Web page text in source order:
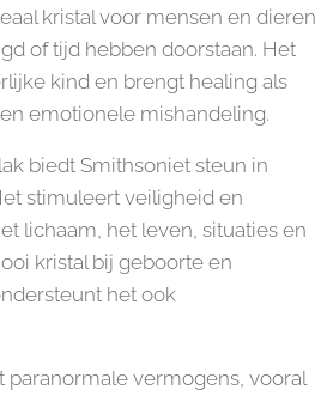
kristal voor mensen en dieren
of tijd hebben doorstaan. Het
kind en brengt healing als
emotionele mishandeling.
biedt Smithsoniet steun in
stimuleert veiligheid en
lichaam, het leven, situaties en
kristal bij geboorte en
het ook
paranormale vermogens, vooral